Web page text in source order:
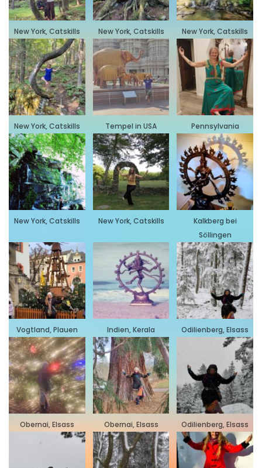
New York, Catskills New York, Catskills New York, Catskills
New York, Catskills Tempel in USA Pennsylvania
New York, Catskills New York, Catskills
Kalkberg bei
Söllingen
Vogtland, Plauen Indien, Kerala Odilienberg, Elsass
Obernai, Elsass Obernai, Elsass Odilienberg, Elsass